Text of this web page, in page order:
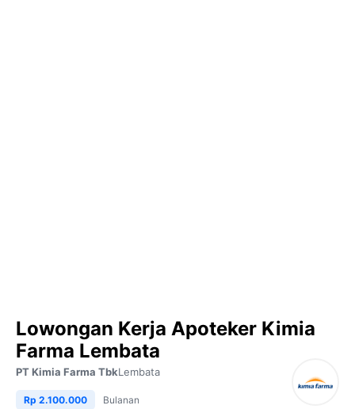
Lowongan Kerja Apoteker Kimia
Farma Lembata
PT Kimia Farma TbkLembata
Rp 2.100.000 Bulanan